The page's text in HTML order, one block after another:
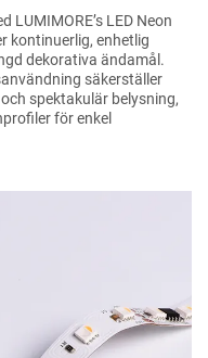
LUMIMORE’s LED Neon
kontinuerlig, enhetlig
dekorativa ändamål.
säkerställer
och spektakulär belysning,
för enkel